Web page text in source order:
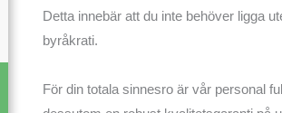
Detta innebär att du inte behöver ligga
byråkrati.
För din totala sinnesro är vår personal